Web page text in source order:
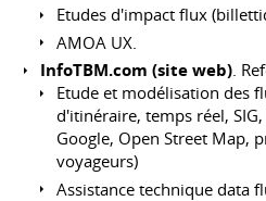
Etudes d'impact flux
AMOA UX.
InfoTBM.com (site web).
Etude et modélisation des
d'itinéraire, temps réel,
Google, Open Street Map,
voyageurs)
Assistance technique data